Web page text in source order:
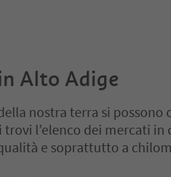
Alto Adige
nostra terra si possono
l’elenco dei mercati in
e soprattutto a